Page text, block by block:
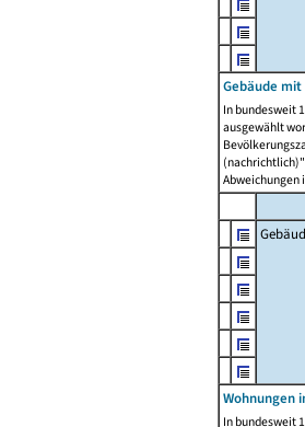
Gebäude mit
In bundesweit
ausgewählt
Abweichungen
Wohnungen
In bundesweit